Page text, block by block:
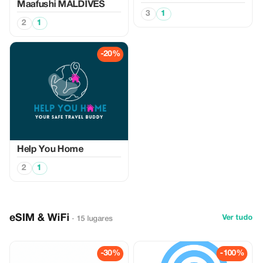
Maafushi MALDIVES
2 1
3 1
-20%
Help You Home
2 1
eSIM & WiFi · 15 lugares Ver tudo
-30% -100%